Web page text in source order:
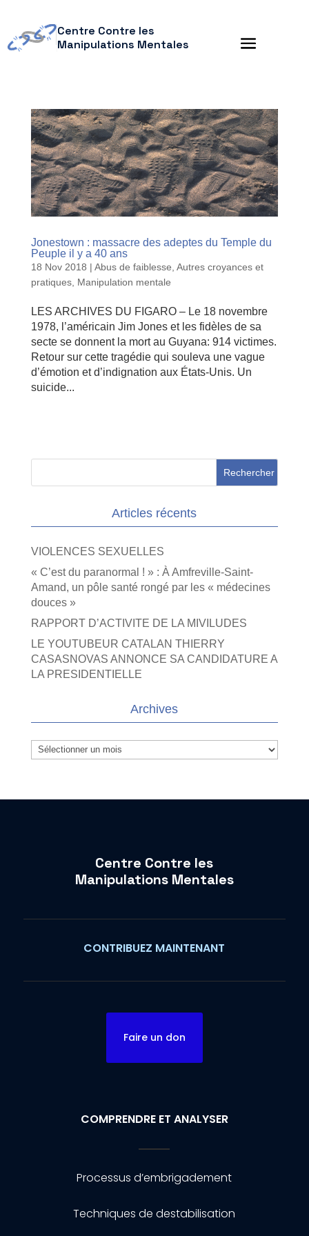
Centre Contre les
Manipulations Mentales
Jonestown : massacre des adeptes du Temple du
Peuple il y a 40 ans
18 Nov 2018 | Abus de faiblesse Autres croyances et
pratiques, Manipulation mentale
LES ARCHIVES DU FIGARO – Le 18 novembre
1978, l’américain Jim Jones et les fidèles de sa
secte se donnent la mort au Guyana: 914 victimes.
Retour sur cette tragédie qui souleva une vague
d’émotion et d’indignation aux États-Unis. Un
suicide...
Articles récents
VIOLENCES SEXUELLES
« C’est du paranormal ! » : À Amfreville-Saint-
Amand, un pôle santé rongé par les « médecines
douces »
RAPPORT D’ACTIVITE DE LA MIVILUDES
LE YOUTUBEUR CATALAN THIERRY
CASASNOVAS ANNONCE SA CANDIDATURE A
LA PRESIDENTIELLE
Archives
Archives
Centre Contre les
Manipulations Mentales
CONTRIBUEZ MAINTENANT
Faire un don
COMPRENDRE ET ANALYSER
Processus d’embrigadement
Techniques de destabilisation